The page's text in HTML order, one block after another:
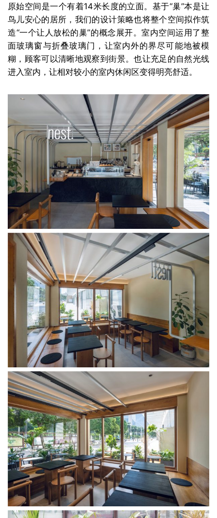
原始空间是一个有着14米长度的立面。基于“巢”本是让
鸟儿安心的居所，我们的设计策略也将整个空间拟作筑
造“一个让人放松的巢”的概念展开。室内空间运用了整
面玻璃窗与折叠玻璃门，让室内外的界尽可能地被模
糊，顾客可以清晰地观察到街景。也让充足的自然光线
进入室内，让相对较小的室内休闲区变得明亮舒适。